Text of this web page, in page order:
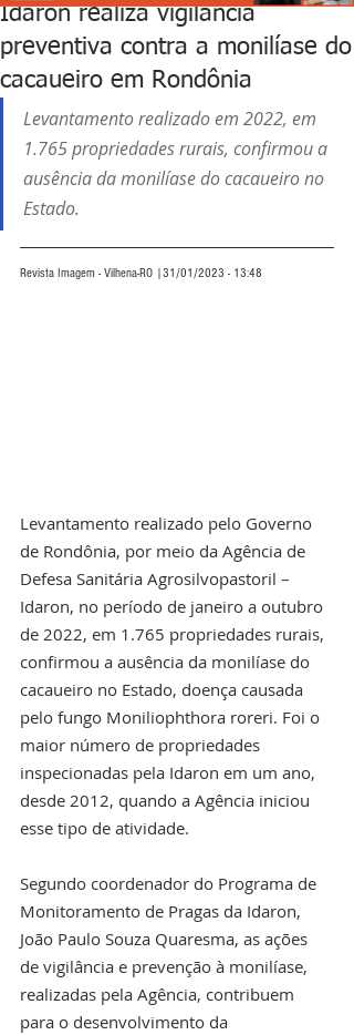
Idaron realiza vigilância
preventiva contra a monilíase do
cacaueiro em Rondônia
Levantamento realizado em 2022, em
1.765 propriedades rurais, confirmou a
ausência da monilíase do cacaueiro no
Estado.
Revista Imagem - Vilhena-RO |31/01/2023 - 13:48
Levantamento realizado pelo Governo
de Rondônia, por meio da Agência de
Defesa Sanitária Agrosilvopastoril –
Idaron, no período de janeiro a outubro
de 2022, em 1.765 propriedades rurais,
confirmou a ausência da monilíase do
cacaueiro no Estado, doença causada
pelo fungo Moniliophthora roreri. Foi o
maior número de propriedades
inspecionadas pela Idaron em um ano,
desde 2012, quando a Agência iniciou
esse tipo de atividade.
Segundo coordenador do Programa de
Monitoramento de Pragas da Idaron,
João Paulo Souza Quaresma, as ações
de vigilância e prevenção à monilíase,
realizadas pela Agência, contribuem
para o desenvolvimento da